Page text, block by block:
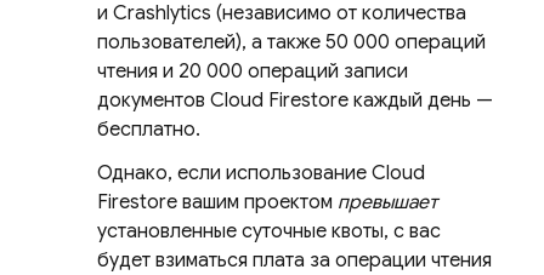
и Crashlytics (независимо от количества
пользователей), а также 50 000 операций
чтения и 20 000 операций записи
документов Cloud Firestore каждый день —
бесплатно.
Однако, если использование Cloud
Firestore вашим проектом превышает
установленные суточные квоты, с вас
будет взиматься плата за операции чтения